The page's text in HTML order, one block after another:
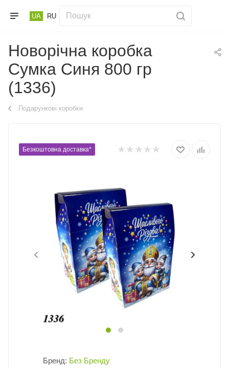
UA RU
Новорічна коробка
Сумка Синя 800 гр
(1336)
Подарункові коробки
Безкоштовна доставка*
Бренд: Без Бренду